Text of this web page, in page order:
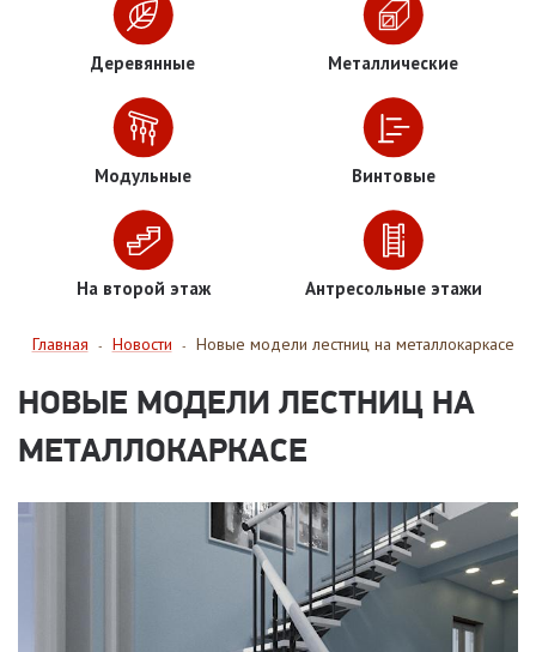
Деревянные Металлические
Модульные Винтовые
На второй этаж Антресольные этажи
Главная - Новости - Новые модели лестниц на металлокаркасе
НОВЫЕ МОДЕЛИ ЛЕСТНИЦ НА
МЕТАЛЛОКАРКАСЕ